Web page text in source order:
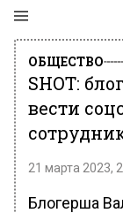
ОБЩЕСТВО
SHOT:
вести
21 марта 2023,
Блогерша